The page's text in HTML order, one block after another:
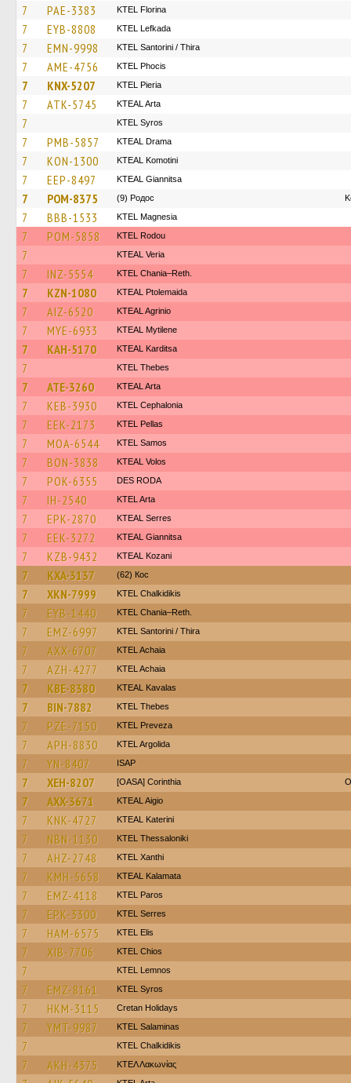
7 PAE-3383 KTEL Florina
7 EYB-8808 KTEL Lefkada
7 EMN-9998 KTEL Santorini / Thira
7 AME-4756 ΚΤΕL Phocis
7 KNX-5207 KTEL Pieria
7 ATK-5745 KTEAL Arta
7 KTEL Syros
7 PMB-5857 KTEAL Drama
7 KON-1300 KTEAL Komotini
7 EEP-8497 KTEAL Giannitsa
7 POM-8375 (9) Родос
7 BBB-1533 ΚΤΕL Magnesia
7 POM-5858 ΚΤΕL Rodou
7 KTEAL Veria
7 INZ-5554 KTEL Chania–Reth.
7 KZN-1080 KTEAL Ptolemaida
7 AIZ-6520 KTEAL Agrinio
7 MYE-6933 KTEAL Mytilene
7 KAH-5170 KTEAL Karditsa
7 KTEL Thebes
7 ATE-3260 KTEAL Arta
7 KEB-3930 KTEL Cephalonia
7 EEK-2173 KTEL Pellas
7 MOA-6544 KTEL Samos
7 BON-3838 KTEAL Volos
7 POK-6355 DES RODA
7 IH-2540 KTEL Arta
7 EPK-2870 KTEAL Serres
7 EEK-3272 KTEAL Giannitsa
7 KZB-9432 KTEAL Kozani
7 KXA-3137 (62) Кос
7 XKN-7999 ΚΤΕL Chalkidikis
7 EYB-1440 KTEL Chania–Reth.
7 EMZ-6997 KTEL Santorini / Thira
7 AXX-6707 KTEL Achaia
7 AZH-4277 KTEL Achaia
7 KBE-8380 KTEAL Kavalas
7 BIN-7882 KTEL Thebes
7 PZE-7150 KTEL Preveza
7 APH-8830 KTEL Argolida
7 YN-8407 ISAP
7 XEH-8207 [OASA] Corinthia
7 AXX-3671 KTEAL Aigio
7 KNK-4727 KTEAL Katerini
7 NBN-1130 KTEL Thessaloniki
7 AHZ-2748 KTEL Xanthi
7 KMH-5658 KTEAL Kalamata
7 EMZ-4118 KTEL Paros
7 EPK-3300 KTEL Serres
7 HAM-6575 KTEL Elis
7 XIB-7706 KTEL Chios
7 KTEL Lemnos
7 EMZ-8161 KTEL Syros
7 HKM-3115 Cretan Holidays
7 YMT-9987 KTEL Salaminas
7 ΚΤΕL Chalkidikis
7 AKH-4375 ΚΤΕΛ Λακωνίας